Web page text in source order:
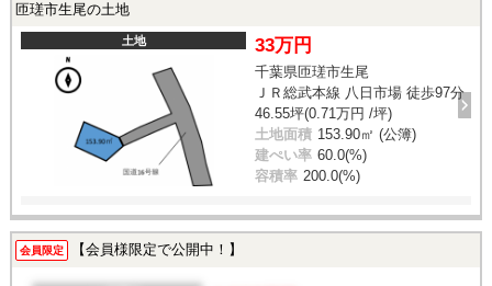
匝瑳市生尾の土地
土地 33万円
千葉県匝瑳市生尾
ＪＲ総武本線 八日市場 徒歩97分
46.55坪(0.71万円 /坪)
土地面積 153.90㎡ (公簿)
建ぺい率 60.0(%)
容積率 200.0(%)
会員限定 【会員様限定で公開中！】